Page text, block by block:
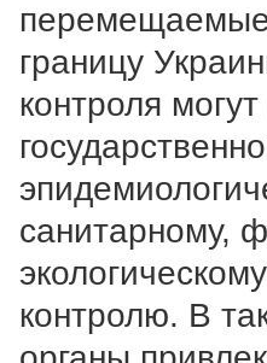
границу
контроля
санитарному,
контролю. В